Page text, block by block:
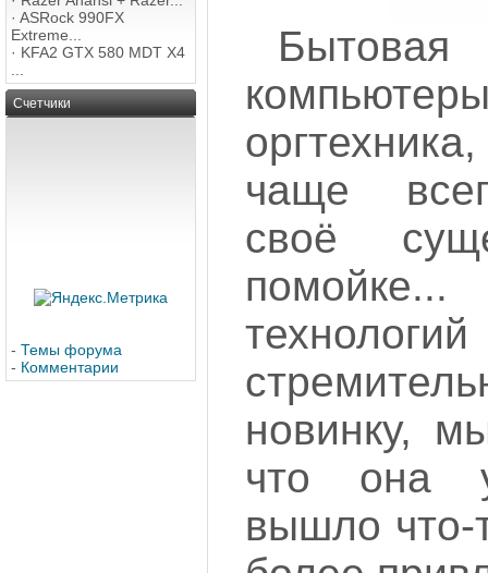
· ASRock 990FX
Extreme...
· KFA2 GTX 580 MDT X4
Счетчики
- Темы форума
- Комментарии
чаще
своё
новинку,
что она
вышло что-